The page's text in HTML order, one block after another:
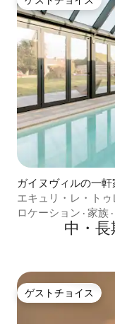
ゲストチョイス
ガイヌヴィルの一軒
エキュリ・レ・ト
ロケーション · 家族 ·
中・
ゲストチョイス
ゲストチョイス